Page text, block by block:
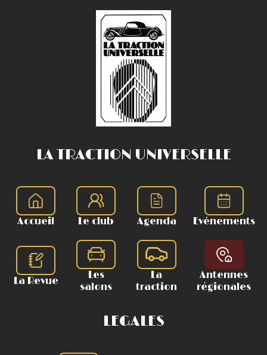
LA TRACTION UNIVERSELLE
Accueil Le club Agenda Evènements
La Revue
Les
salons
La
traction
Antennes
régionales
LEGALES